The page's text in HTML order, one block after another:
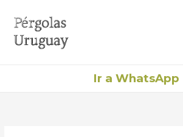
contenido
Ir a WhatsApp